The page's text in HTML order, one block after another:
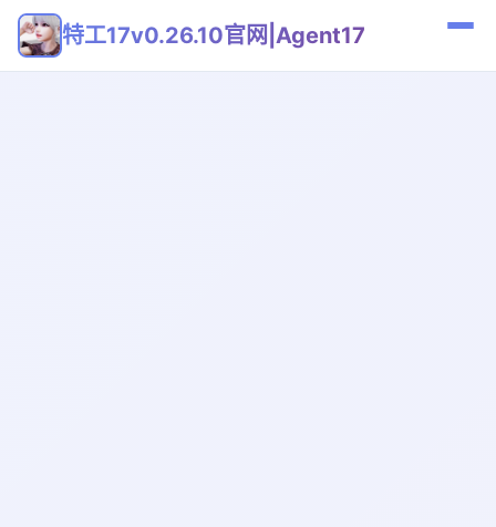
特工17v0.26.10官网|Agent17